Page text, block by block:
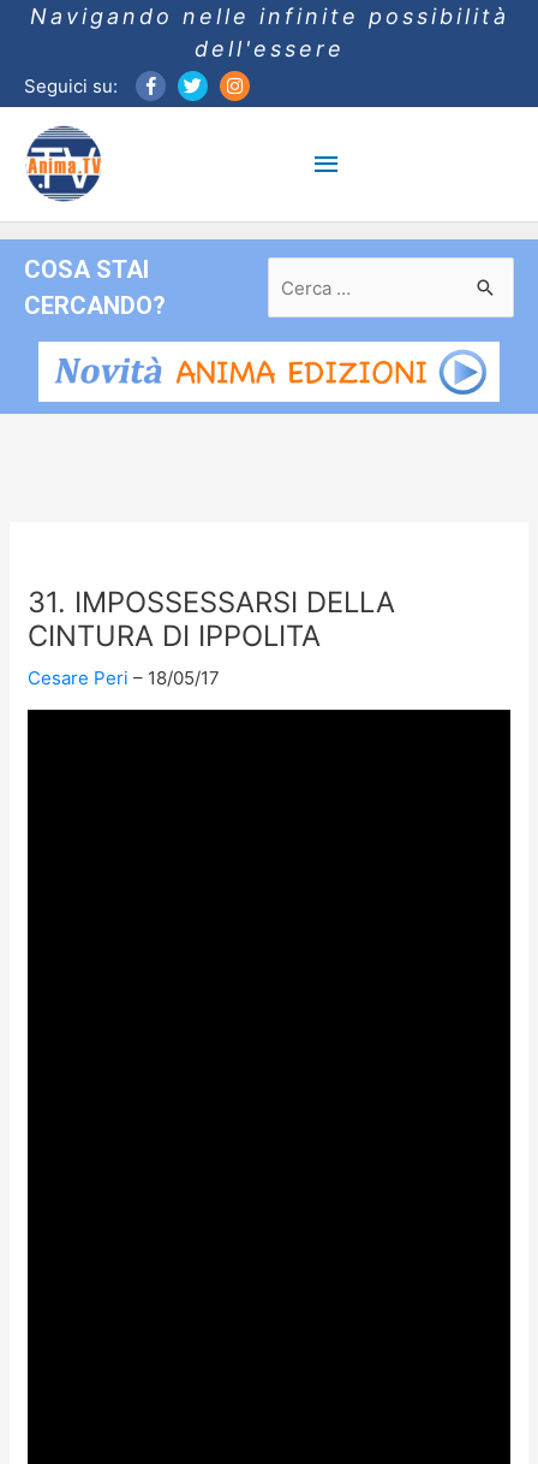
Navigando nelle infinite possibilità
dell'essere
Seguici su:
Menu
principale
COSA STAI
CERCANDO?
per:
31. IMPOSSESSARSI DELLA
CINTURA DI IPPOLITA
Cesare Peri 18/05/17